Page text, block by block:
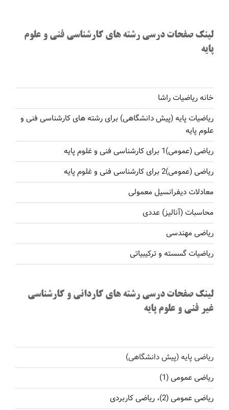
لینک صفحات درسی رشته های کارشناسی فنی و علوم
پایه
خانه ریاضیات راشا
ریاضیات پایه (پیش دانشگاهی) برای رشته های کارشناسی فنی و
علوم پایه
ریاضی (عمومی)1 برای کارشناسی فنی و غلوم پایه
ریاضی (عمومی)2 برای کارشناسی فنی و غلوم پایه
معادلات دیفرانسیل معمولی
محاسبات (آنالیز) عددی
ریاضی مهندسی
ریاضیات گسسته و ترکیبیاتی
لینک صفحات درسی رشته های کاردانی و کارشناسی
غیر فنی و علوم پایه
ریاضی پایه (پیش دانشگاهی)
ریاضی عمومی (1)
ریاضی عمومی (2)، ریاضی کاربردی